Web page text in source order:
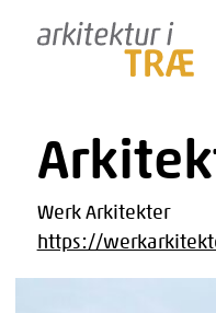
Werk Arkitekter
https://